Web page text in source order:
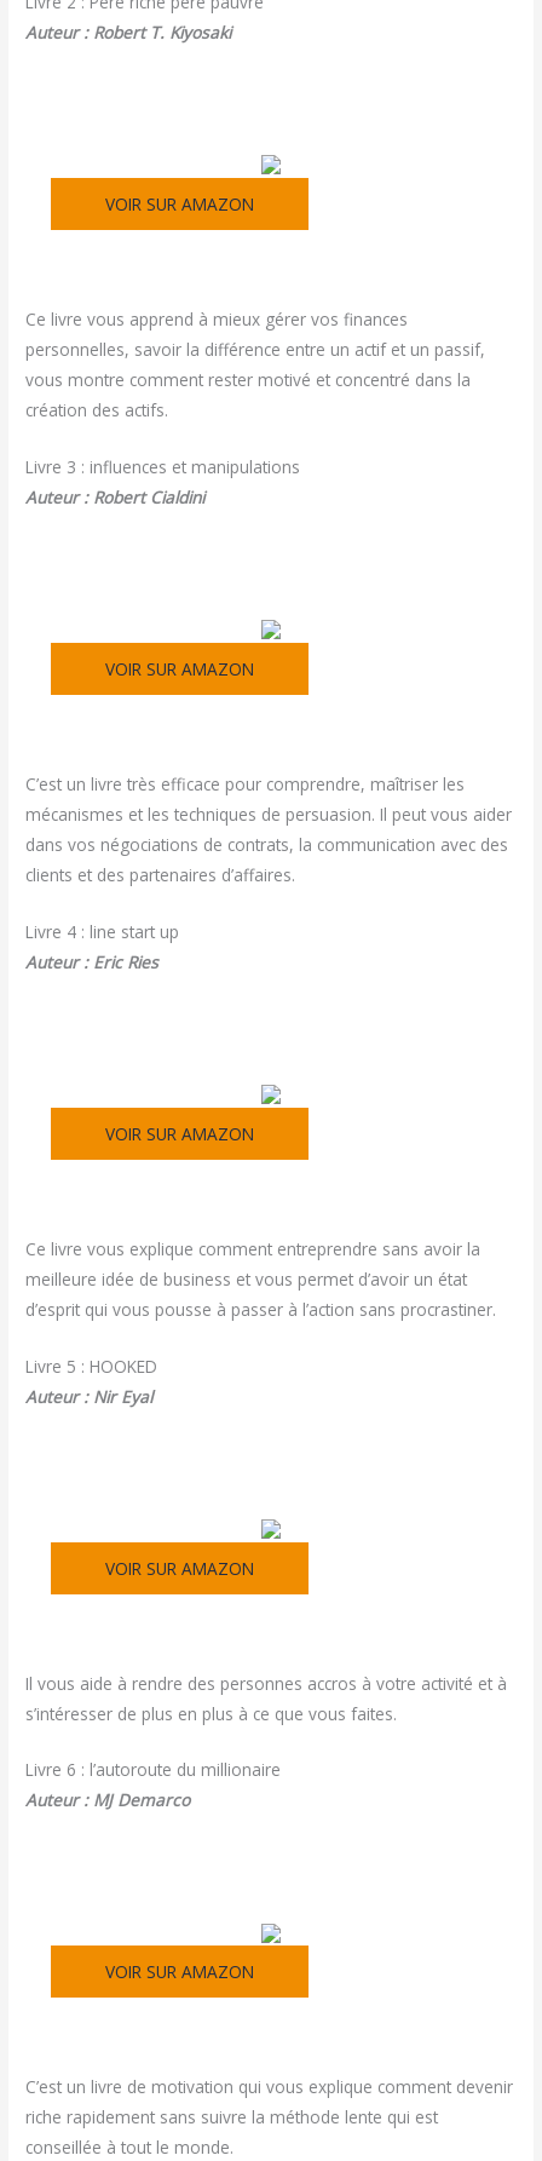
Auteur : Robert T. Kiyosaki
VOIR SUR AMAZON
Ce livre vous apprend à mieux gérer vos finances
personnelles, savoir la différence entre un actif et un passif,
vous montre comment rester motivé et concentré dans la
création des actifs.
Livre 3 : influences et manipulations
Auteur : Robert Cialdini
VOIR SUR AMAZON
C’est un livre très efficace pour comprendre, maîtriser les
mécanismes et les techniques de persuasion. Il peut vous aider
dans vos négociations de contrats, la communication avec des
clients et des partenaires d’affaires.
Livre 4 : line start up
Auteur : Eric Ries
VOIR SUR AMAZON
Ce livre vous explique comment entreprendre sans avoir la
meilleure idée de business et vous permet d’avoir un état
d’esprit qui vous pousse à passer à l’action sans procrastiner.
Livre 5 : HOOKED
Auteur : Nir Eyal
VOIR SUR AMAZON
Il vous aide à rendre des personnes accros à votre activité et à
s’intéresser de plus en plus à ce que vous faites.
Livre 6 : l’autoroute du millionaire
Auteur : MJ Demarco
VOIR SUR AMAZON
C’est un livre de motivation qui vous explique comment devenir
riche rapidement sans suivre la méthode lente qui est
conseillée à tout le monde.